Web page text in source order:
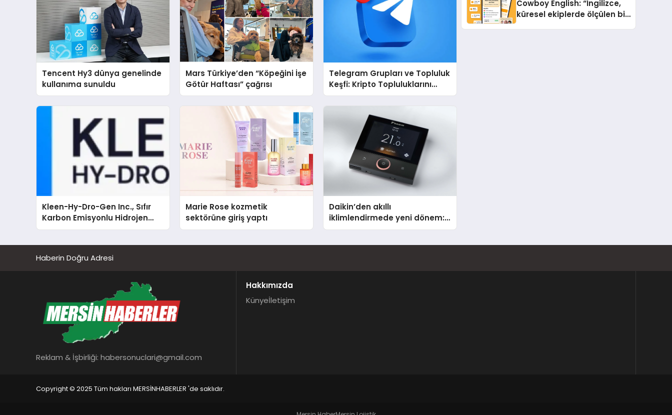
Tencent Hy3 dünya genelinde
kullanıma sunuldu
Mars Türkiye’den “Köpeğini İşe
Götür Haftası” çağrısı
Telegram Grupları ve Topluluk
Keşfi: Kripto Topluluklarını
Telegram’da Keşfetmek
Kleen-Hy-Dro-Gen Inc., Sıfır
Karbon Emisyonlu Hidrojen
Isıtma Teknolojisinde ISO ve
Marie Rose kozmetik
sektörüne giriş yaptı
Daikin’den akıllı
iklimlendirmede yeni dönem:
Madoka Plus Türkiye’de
Cowboy English: “İngilizce,
küresel ekiplerde ölçülen bir
Haberin Doğru Adresi
Reklam & İşbirliği: habersonuclari@gmail.com
Hakkımızda
Künyeİletişim
Copyright © 2025 Tüm hakları MERSİNHABERLER 'de saklıdır.